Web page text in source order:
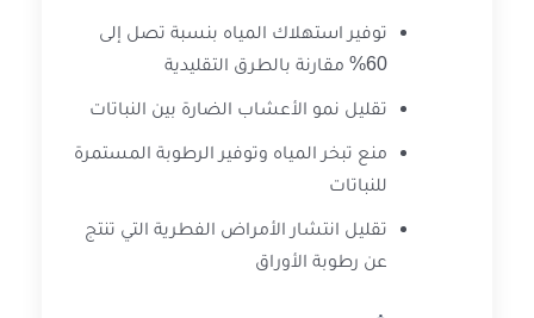
توفير استهلاك المياه بنسبة تصل إلى
60% مقارنة بالطرق التقليدية
تقليل نمو الأعشاب الضارة بين النباتات
منع تبخر المياه وتوفير الرطوبة المستمرة
للنباتات
تقليل انتشار الأمراض الفطرية التي تنتج
عن رطوبة الأوراق